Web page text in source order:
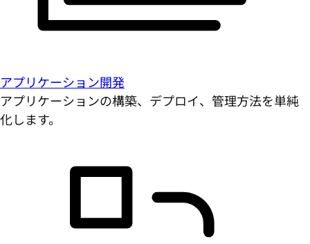
アプリケーション開発
アプリケーションの構築、デプロイ、管理方法を単純
化します。